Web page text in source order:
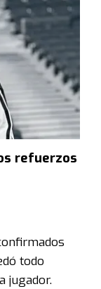
refuerzos
todo
jugador.